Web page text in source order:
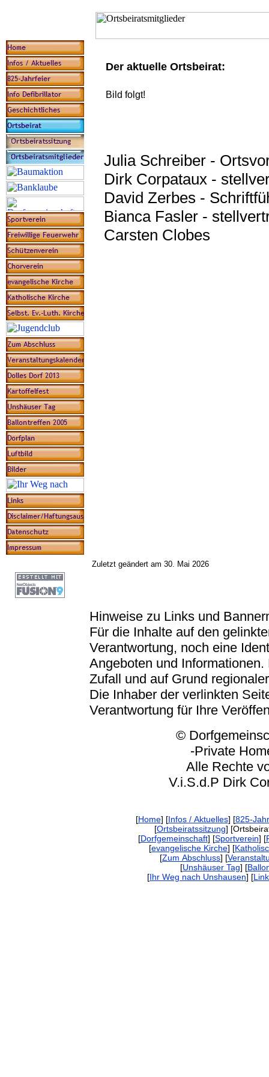
Der aktuelle Ortsbeirat:
Bild folgt!
Julia Schreiber -
Dirk Corpataux -
David Zerbes -
Bianca Fasler -
Carsten Clobes
Zuletzt geändert am 30. Mai 2026
Hinweise zu Links und
Für die Inhalte auf den
Verantwortung, noch eine
Angeboten und
Zufall und auf Grund
Die Inhaber der verlinkten
Verantwortung für Ihre
© Dorfgemeinschaft
-Private
Alle Rechte
V.i.S.d.P Dirk
[Home] [Infos / Aktuelles] [825-
[Ortsbeiratssitzung]
[Dorfgemeinschaft] [Sportverein] [
[evangelische Kirche] [
[Zum Abschluss] [
[Unshäuser Tag] [
[Ihr Weg nach Unshausen] [